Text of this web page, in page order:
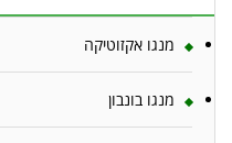
מנגו אקזוטיקה
מנגו בונבון